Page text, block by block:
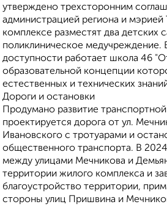
утверждено трехсторонним
администрацией региона и
комплексе разместят два детских
поликлиническое медучреждение.
доступности работает школа 46
образовательной концепции
естественных и технических
Дороги и остановки
Продумано развитие
проектируется дорога от ул.
Ивановского с тротуарами и
общественного транспорта. В
между улицами Мечникова и
территории жилого комплекса и
благоустройство территории,
стороны улиц Пришвина и